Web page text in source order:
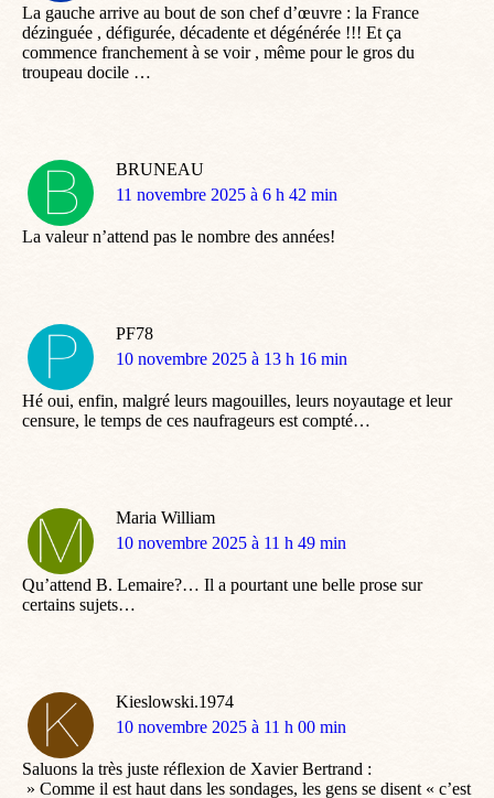
La gauche arrive au bout de son chef d’œuvre : la France
dézinguée , défigurée, décadente et dégénérée !!! Et ça
commence franchement à se voir , même pour le gros du
troupeau docile …
BRUNEAU
dit
11 novembre 2025 à 6 h 42 min
La valeur n’attend pas le nombre des années!
PF78
dit
10 novembre 2025 à 13 h 16 min
Hé oui, enfin, malgré leurs magouilles, leurs noyautage et leur
censure, le temps de ces naufrageurs est compté…
Maria William
dit
10 novembre 2025 à 11 h 49 min
Qu’attend B. Lemaire?… Il a pourtant une belle prose sur
certains sujets…
Kieslowski.1974
dit
10 novembre 2025 à 11 h 00 min
Saluons la très juste réflexion de Xavier Bertrand :
» Comme il est haut dans les sondages, les gens se disent « c’est